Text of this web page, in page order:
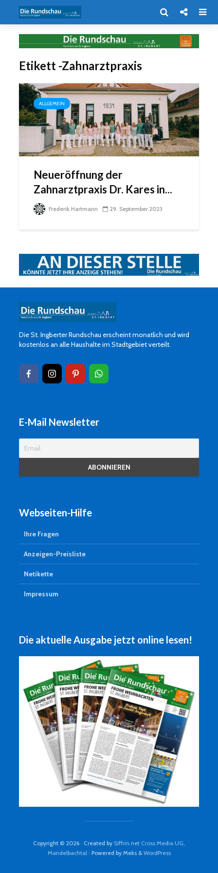
Etikett -Zahnarztpraxis
ALLGEMEIN
Neueröffnung der
Zahnarztpraxis Dr. Kares in...
Frederik Hartmann 29. September 2023
Die St. Ingberter Rundschau erscheint monatlich und wird
kostenlos an alle Haushalte im Stadtgebiet verteilt.
E-Mail Newsletter
Webseiten-Hilfe
Ihre Fragen
Anzeigen-Preisliste
Netikette
Impressum
Die aktuelle Ausgabe jetzt online lesen!
Copyright © 2026 · Created by Siffrin.net Cross Media UG,
Mandelbachtal· Powered by Meks & WordPress